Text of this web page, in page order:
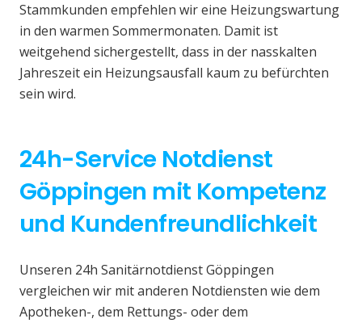
Stammkunden empfehlen wir eine Heizungswartung
in den warmen Sommermonaten. Damit ist
weitgehend sichergestellt, dass in der nasskalten
Jahreszeit ein Heizungsausfall kaum zu befürchten
sein wird.
24h-Service Notdienst
Göppingen mit Kompetenz
und Kundenfreundlichkeit
Unseren 24h Sanitärnotdienst Göppingen
vergleichen wir mit anderen Notdiensten wie dem
Apotheken-, dem Rettungs- oder dem